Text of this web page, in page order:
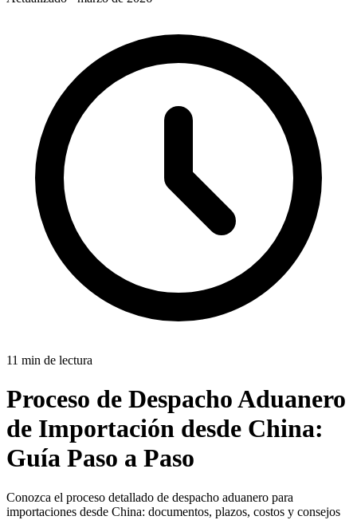
11 min de lectura
Proceso de Despacho Aduanero
de Importación desde China:
Guía Paso a Paso
Conozca el proceso detallado de despacho aduanero para
importaciones desde China: documentos, plazos, costos y consejos